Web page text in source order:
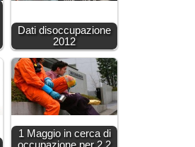
Dati disoccupazione
2012
1 Maggio in cerca di
occupazione per 2,2